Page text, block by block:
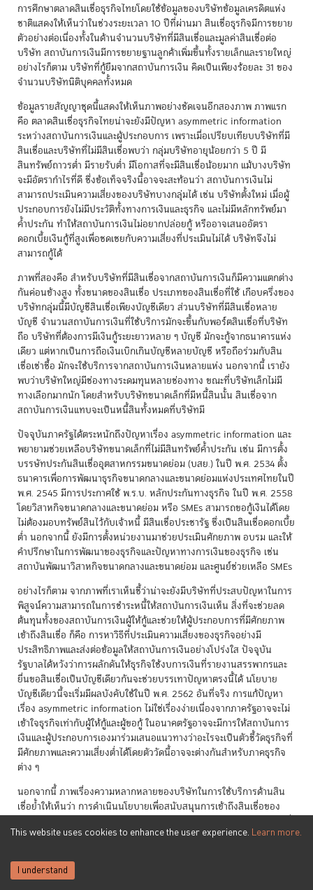
This website uses cookies to enhance the user experience. Learn more.
I understand
การศึกษาตลาดสินเชื่อธุรกิจไทยโดยใช้ข้อมูลของบริษัทข้อมูลเครดิตแห่ง
ชาติแสดงให้เห็นว่าในช่วงระยะเวลา 10 ปีที่ผ่านมา สินเชื่อธุรกิจมีการขยาย
ตัวอย่างต่อเนื่องทั้งในด้านจำนวนบริษัทที่มีสินเชื่อและมูลค่าสินเชื่อต่อ
บริษัท สถาบันการเงินมีการขยายฐานลูกค้าเพิ่มขึ้นทั้งรายเล็กและรายใหญ่
อย่างไรก็ตาม บริษัทที่กู้ยืมจากสถาบันการเงิน คิดเป็นเพียงร้อยละ 31 ของ
จำนวนบริษัทนิติบุคคลทั้งหมด
ข้อมูลรายสัญญาชุดนี้แสดงให้เห็นภาพอย่างชัดเจนอีกสองภาพ ภาพแรก
คือ ตลาดสินเชื่อธุรกิจไทยน่าจะยังมีปัญหา asymmetric information
ระหว่างสถาบันการเงินและผู้ประกอบการ เพราะเมื่อเปรียบเทียบบริษัทที่มี
สินเชื่อและบริษัทที่ไม่มีสินเชื่อพบว่า กลุ่มบริษัทอายุน้อยกว่า 5 ปี มี
สินทรัพย์ถาวรต่ำ มีรายรับต่ำ มีโอกาสที่จะมีสินเชื่อน้อยมาก แม้บางบริษัท
จะมีอัตรากำไรที่ดี ซึ่งข้อเท็จจริงนี้อาจจะสะท้อนว่า สถาบันการเงินไม่
สามารถประเมินความเสี่ยงของบริษัทบางกลุ่มได้ เช่น บริษัทตั้งใหม่ เมื่อผู้
ประกอบการยังไม่มีประวัติทั้งทางการเงินและธุรกิจ และไม่มีหลักทรัพย์มา
ค้ำประกัน ทำให้สถาบันการเงินไม่อยากปล่อยกู้ หรืออาจเสนออัตรา
ดอกเบี้ยเงินกู้ที่สูงเพื่อชดเชยกับความเสี่ยงที่ประเมินไม่ได้ บริษัทจึงไม่
สามารถกู้ได้
ภาพที่สองคือ สำหรับบริษัทที่มีสินเชื่อจากสถาบันการเงินก็มีความแตกต่าง
กันค่อนข้างสูง ทั้งขนาดของสินเชื่อ ประเภทของสินเชื่อที่ใช้ เกือบครึ่งของ
บริษัทกลุ่มนี้มีบัญชีสินเชื่อเพียงบัญชีเดียว ส่วนบริษัทที่มีสินเชื่อหลาย
บัญชี จำนวนสถาบันการเงินที่ใช้บริการมักจะขึ้นกับพอร์ตสินเชื่อที่บริษัท
ถือ บริษัทที่ต้องการมีเงินกู้ระยะยาวหลาย ๆ บัญชี มักจะกู้จากธนาคารแห่ง
เดียว แต่หากเป็นการถือเงินเบิกเกินบัญชีหลายบัญชี หรือถือร่วมกับสิน
เชื่อเช่าซื้อ มักจะใช้บริการจากสถาบันการเงินหลายแห่ง นอกจากนี้ เรายัง
พบว่าบริษัทใหญ่มีช่องทางระดมทุนหลายช่องทาง ขณะที่บริษัทเล็กไม่มี
ทางเลือกมากนัก โดยสำหรับบริษัทขนาดเล็กที่มีหนี้สินนั้น สินเชื่อจาก
สถาบันการเงินแทบจะเป็นหนี้สินทั้งหมดที่บริษัทมี
ปัจจุบันภาครัฐได้ตระหนักถึงปัญหาเรื่อง asymmetric information และ
พยายามช่วยเหลือบริษัทขนาดเล็กที่ไม่มีสินทรัพย์ค้ำประกัน เช่น มีการตั้ง
บรรษัทประกันสินเชื่ออุตสาหกรรมขนาดย่อม (บสย.) ในปี พ.ศ. 2534 ตั้ง
ธนาคารเพื่อการพัฒนาธุรกิจขนาดกลางและขนาดย่อมแห่งประเทศไทยในปี
พ.ศ. 2545 มีการประกาศใช้ พ.ร.บ. หลักประกันทางธุรกิจ ในปี พ.ศ. 2558
โดยวิสาหกิจขนาดกลางและขนาดย่อม หรือ SMEs สามารถขอกู้เงินได้โดย
ไม่ต้องมอบทรัพย์สินไว้กับเจ้าหนี้ มีสินเชื่อประชารัฐ ซึ่งเป็นสินเชื่อดอกเบี้ย
ต่ำ นอกจากนี้ ยังมีการตั้งหน่วยงานมาช่วยประเมินศักยภาพ อบรม และให้
คำปรึกษาในการพัฒนาของธุรกิจและปัญหาทางการเงินของธุรกิจ เช่น
สถาบันพัฒนาวิสาหกิจขนาดกลางและขนาดย่อม และศูนย์ช่วยเหลือ SMEs
อย่างไรก็ตาม จากภาพที่เราเห็นชี้ว่าน่าจะยังมีบริษัทที่ประสบปัญหาในการ
พิสูจน์ความสามารถในการชำระหนี้ให้สถาบันการเงินเห็น สิ่งที่จะช่วยลด
ต้นทุนทั้งของสถาบันการเงินผู้ให้กู้และช่วยให้ผู้ประกอบการที่มีศักยภาพ
เข้าถึงสินเชื่อ ก็คือ การหาวิธีที่ประเมินความเสี่ยงของธุรกิจอย่างมี
ประสิทธิภาพและส่งต่อข้อมูลให้สถาบันการเงินอย่างโปร่งใส ปัจจุบัน
รัฐบาลได้หวังว่าการผลักดันให้ธุรกิจใช้งบการเงินที่รายงานสรรพากรและ
ยื่นขอสินเชื่อเป็นบัญชีเดียวกันจะช่วยบรรเทาปัญหาตรงนี้ได้ นโยบาย
บัญชีเดียวนี้จะเริ่มมีผลบังคับใช้ในปี พ.ศ. 2562 อันที่จริง การแก้ปัญหา
เรื่อง asymmetric information ไม่ใช่เรื่องง่ายเนื่องจากภาครัฐอาจจะไม่
เข้าใจธุรกิจเท่ากับผู้ให้กู้และผู้ขอกู้ ในอนาคตรัฐอาจจะมีการให้สถาบันการ
เงินและผู้ประกอบการเองมาร่วมเสนอแนวทางว่าอะไรจะเป็นตัวชี้วัดธุรกิจที่
มีศักยภาพและความเสี่ยงต่ำได้โดยตัววัดนี้อาจจะต่างกันสำหรับภาคธุรกิจ
ต่าง ๆ
นอกจากนี้ ภาพเรื่องความหลากหลายของบริษัทในการใช้บริการด้านสิน
เชื่อย้ำให้เห็นว่า การดำเนินนโยบายเพื่อสนับสนุนการเข้าถึงสินเชื่อของ
ได้ผลดีสำหรับบริษัทกลุ่มหนึ่งอาจไม่เหมาะสมกับบริษัทอีกกลุ่มหนึ่ง ยก
บทเรียนในประเทศอื่น ๆ การมีความสัมพันธ์กับสถาบันการเงินหลายแห่ง
utilization rate ที่สูง และการมีสินเชื่อขนาดใหญ่และชำระหนี้ที่ตรงเวลา